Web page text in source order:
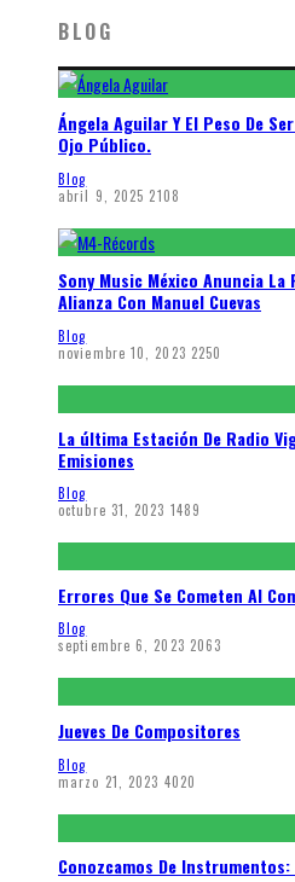
BLOG
Ángela Aguilar Y El Peso De
Ojo Público.
Blog
abril 9, 2025 2108
Sony Music México Anuncia
Alianza Con Manuel Cuevas
Blog
noviembre 10, 2023 2250
La última Estación De Radio
Emisiones
Blog
octubre 31, 2023 1489
Errores Que Se Cometen Al
Blog
septiembre 6, 2023 2063
Jueves De Compositores
Blog
marzo 21, 2023 4020
Conozcamos De